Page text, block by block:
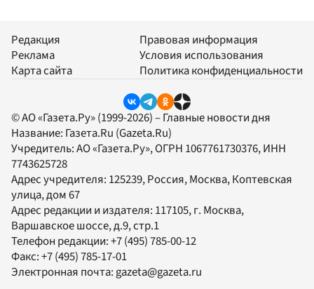
Редакция
Реклама
Карта сайта
Правовая информация
Условия использования
Политика конфиденциальности
© АО «Газета.Ру» (1999-2026) – Главные новости дня
Название: Газета.Ru (Gazeta.Ru)
Учредитель:АО «Газета.Ру», ОГРН 1067761730376, ИНН
7743625728
Адрес учредителя: 125239, Россия, Москва, Коптевская
улица, дом 67
Адрес редакции и издателя: 117105, г. Москва,
Варшавское шоссе, д.9, стр.1
Телефон редакции:+7 (495) 785-00-12
Факс:+7 (495) 785-17-01
Электронная почта: gazeta@gazeta.ru